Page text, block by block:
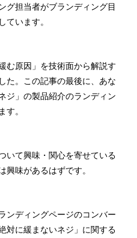
グ担当者がブランディング目
ています。
む原因」を技術面から解説す
た。この記事の最後に、あな
ジ」の製品紹介のランディン
す。
いて興味・関心を寄せている
興味があるはずです。
ンディングページのコンバー
対に緩まないネジ」に関する